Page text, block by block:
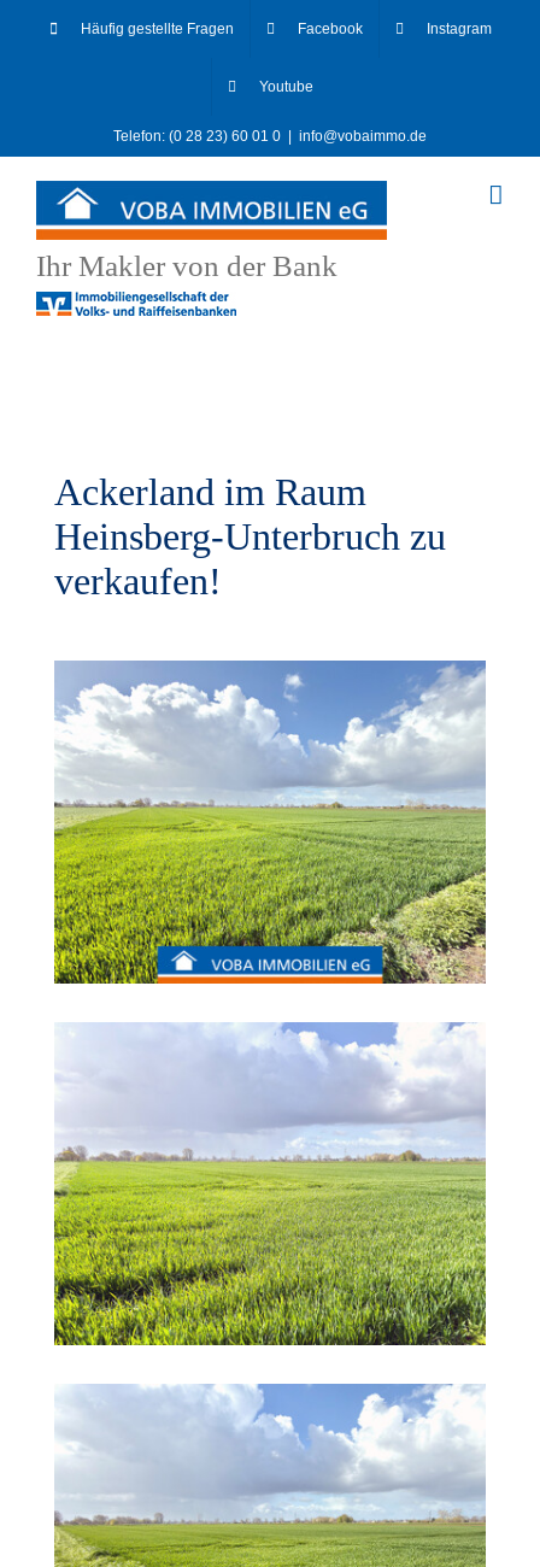
Häufig gestellte Fragen Facebook Instagram
Youtube
Telefon: (0 28 23) 60 01 0 info@vobaimmo.de
Ihr Makler von der Bank
Ackerland im Raum
Heinsberg-Unterbruch zu
verkaufen!